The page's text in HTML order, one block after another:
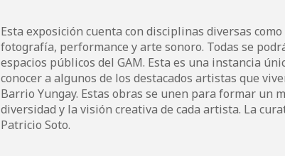
Esta exposición cuenta con disciplinas diversas
fotografía, performance y arte sonoro. Todas se
espacios públicos del GAM. Esta es una instancia
conocer a algunos de los destacados artistas que
Barrio Yungay. Estas obras se unen para formar un
diversidad y la visión creativa de cada artista. La
Patricio Soto.